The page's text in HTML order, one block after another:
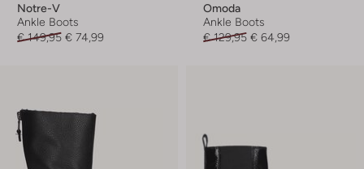
Notre-V
Ankle Boots
€ 149,95 € 74,99
Omoda
Ankle Boots
€ 129,95 € 64,99